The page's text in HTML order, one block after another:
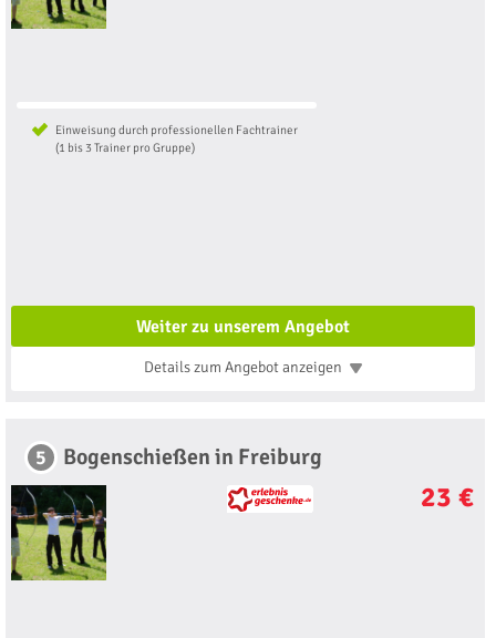
Einweisung durch professionellen Fachtrainer
(1 bis 3 Trainer pro Gruppe)
Weiter zu unserem Angebot
Details zum Angebotanzeigen
5 Bogenschießen in Freiburg
23 €